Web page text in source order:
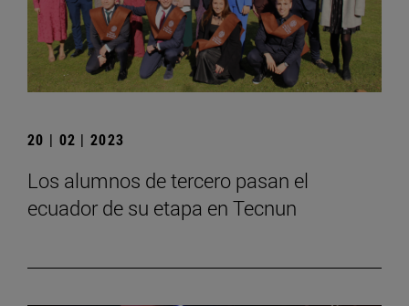
20 | 02 | 2023
Los alumnos de tercero pasan el
ecuador de su etapa en Tecnun